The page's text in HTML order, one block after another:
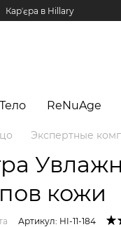
Карʼєра в Hillary
Тело ReNuAge
Экспертные
кожи
Артикул: HI-11-184